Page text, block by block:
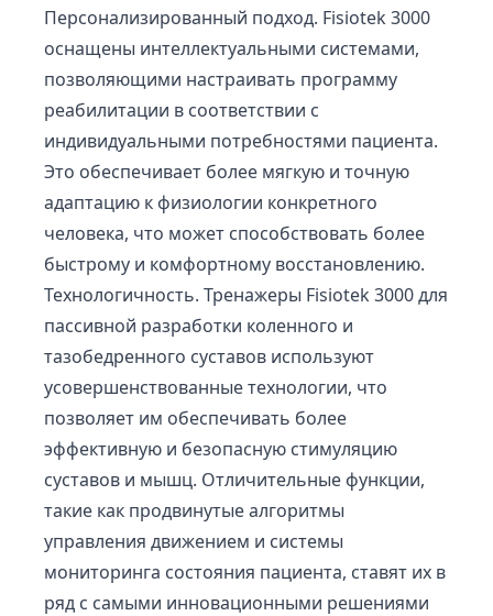
Персонализированный подход. Fisiotek 3000
оснащены интеллектуальными системами,
позволяющими настраивать программу
реабилитации в соответствии с
индивидуальными потребностями пациента.
Это обеспечивает более мягкую и точную
адаптацию к физиологии конкретного
человека, что может способствовать более
быстрому и комфортному восстановлению.
Технологичность. Тренажеры Fisiotek 3000 для
пассивной разработки коленного и
тазобедренного суставов используют
усовершенствованные технологии, что
позволяет им обеспечивать более
эффективную и безопасную стимуляцию
суставов и мышц. Отличительные функции,
такие как продвинутые алгоритмы
управления движением и системы
мониторинга состояния пациента, ставят их в
ряд с самыми инновационными решениями